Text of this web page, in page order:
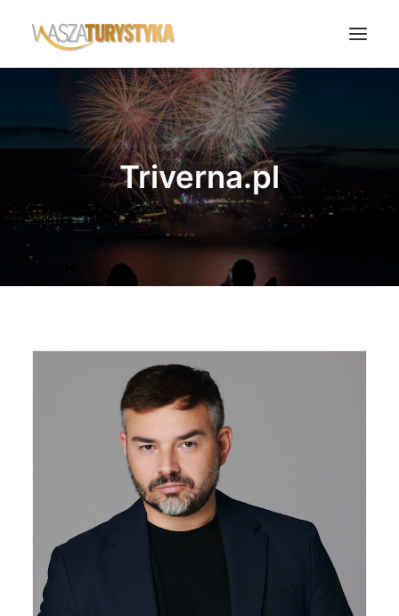
Księga wspomnień
Biura podróży
Noclegi
Polska
Świat
Wasze Podróże
Wyszukiwanie
Triverna.pl